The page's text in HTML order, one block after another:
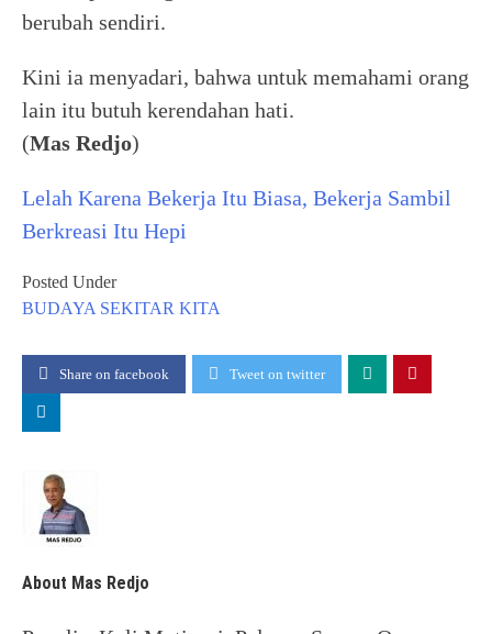
berubah sendiri.
Kini ia menyadari, bahwa untuk memahami orang
lain itu butuh kerendahan hati.
(Mas Redjo)
Lelah Karena Bekerja Itu Biasa, Bekerja Sambil
Berkreasi Itu Hepi
Posted Under
BUDAYA SEKITAR KITA
Share on facebook Tweet on twitter
About Mas Redjo